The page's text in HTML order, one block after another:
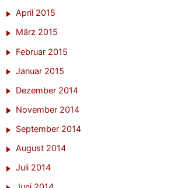
April 2015
März 2015
Februar 2015
Januar 2015
Dezember 2014
November 2014
September 2014
August 2014
Juli 2014